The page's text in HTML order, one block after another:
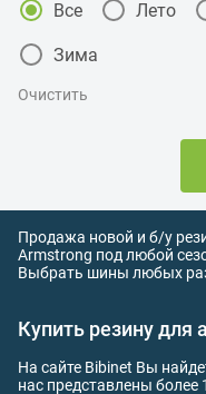
Все Лето
Зима
Очистить
Продажа новой и б/у
Armstrong под любой
Выбрать шины любых
Купить резину для
На сайте Bibinet Вы
нас представлены более